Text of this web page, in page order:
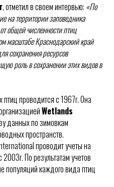
, отметил в своем интервью: «По
на территории заповедника
общей численности птиц
масштабе Краснодарский край
сохранения ресурсов
роль в сохранении этих видов в
проводится с 1967г. Она
Wetlands
данных по зимовкам
пространств.
проводит учеты на
По результатам учетов
популяций каждого вида птиц